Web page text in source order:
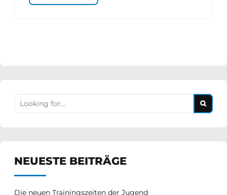
NEUESTE BEITRÄGE
Die neuen Trainingszeiten der Jugend